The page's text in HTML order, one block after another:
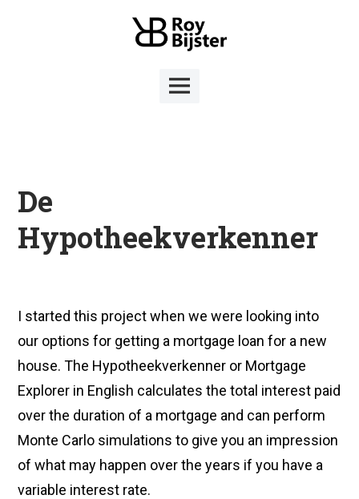
Main
Menu
De
Hypotheekverkenner
I started this project when we were looking into
our options for getting a mortgage loan for a new
house. The Hypotheekverkenner or Mortgage
Explorer in English calculates the total interest paid
over the duration of a mortgage and can perform
Monte Carlo simulations to give you an impression
of what may happen over the years if you have a
variable interest rate.